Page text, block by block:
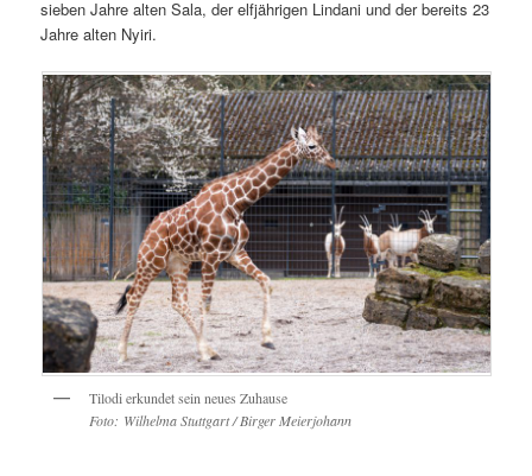
sieben Jahre alten Sala, der elfjährigen Lindani und der bereits 23
Jahre alten Nyiri.
Tilodi erkundet sein neues Zuhause
Foto: Wilhelma Stuttgart / Birger Meierjohann